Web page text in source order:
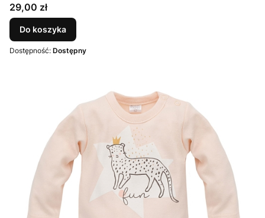
Cena
29,00 zł
Do koszyka
Dostępność: Dostępny